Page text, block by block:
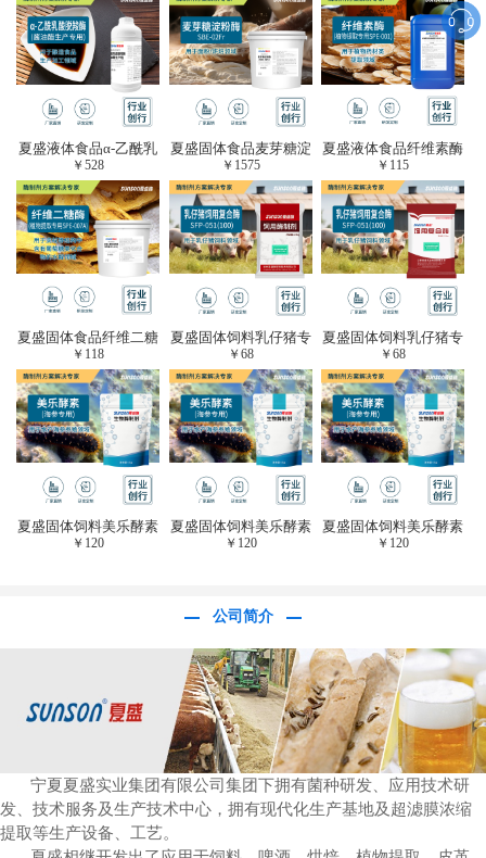
夏盛液体食品α-乙酰乳
酸脱羧酶(酱油醋生产
专用)FDY-3206
￥528
夏盛固体食品麦芽糖淀
粉酶(烘焙及面粉改良
用酶/发酵类食品可
用)FDG-0012
￥ 1575
夏盛液体食品纤维素酶
(植物提取专用酶/解决
提取液混浊问题/降
黏)FFY-0651
￥ 115
夏盛固体食品纤维二糖
酶(植物提取专用酶/用
于虎杖白藜芦醇提
取)FFG-0656
￥ 118
夏盛固体饲料乳仔猪专
用复合酶SFG-0932
￥ 68
夏盛固体饲料乳仔猪专
用复合酶SFG-0932
￥68
夏盛固体饲料美乐酵素
(水产海参海胆专
￥ 120
夏盛固体饲料美乐酵素
(水产海参海胆专
￥ 120
夏盛固体饲料美乐酵素
(水产海参海胆专
￥ 120
公司简介
宁夏夏盛实业集团有限公司集团下拥有菌种研发、应用技术研
发、技术服务及生产技术中心，拥有现代化生产基地及超滤膜浓缩
提取等生产设备、工艺。